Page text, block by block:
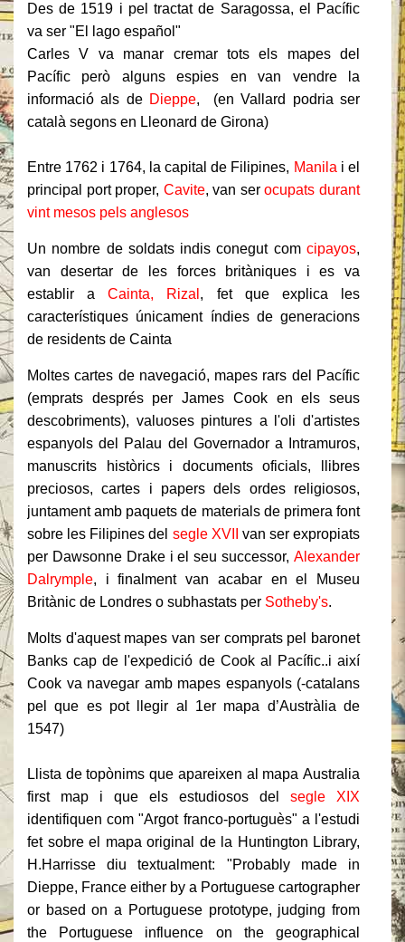
Des de 1519 i pel tractat de Saragossa, el Pacífic
va ser "El lago español"
Carles V va manar cremar tots els mapes del
Pacífic però alguns espies en van vendre la
informació als de Dieppe, (en Vallard podria ser
català segons en Lleonard de Girona)
Entre 1762 i 1764, la capital de Filipines, Manila i el
principal port proper, Cavite, van serocupats durant
vint mesos pels anglesos
Un nombre de soldats indis conegut com cipayos,
van desertar de les forces britàniques i es va
establir aCainta, Rizal , fet que explica les
característiques únicament índies de generacions
de residents de Cainta
Moltes cartes de navegació, mapes rars del Pacífic
(emprats després per James Cook en els seus
descobriments), valuoses pintures a l'oli d'artistes
espanyols del Palau del Governador a Intramuros,
manuscrits històrics i documents oficials, llibres
preciosos, cartes i papers dels ordes religiosos,
juntament amb paquets de materials de primera font
sobre les Filipines del segle XVII
van ser expropiats
per Dawsonne Drake i el seu successor, Alexander
Dalrymple, i finalment van acabar en el Museu
Britànic de Londres o subhastats per Sotheby's.
Molts d'aquest mapes van ser comprats pel baronet
Banks cap de l'expedició de Cook al Pacífic..i així
Cook va navegar amb mapes espanyols (-catalans
pel que es pot llegir al 1er mapa d’Austràlia de
1547)
Llista de topònims que apareixen al mapa Australia
first map i que els estudiosos del segle XIX
identifiquen com "Argot franco-portuguès" a l'estudi
fet sobre el mapa original de la Huntington Library,
H.Harrisse diu textualment: "Probably made in
Dieppe, France either by a Portuguese cartographer
or based on a Portuguese prototype, judging from
the Portuguese influence on the geographical